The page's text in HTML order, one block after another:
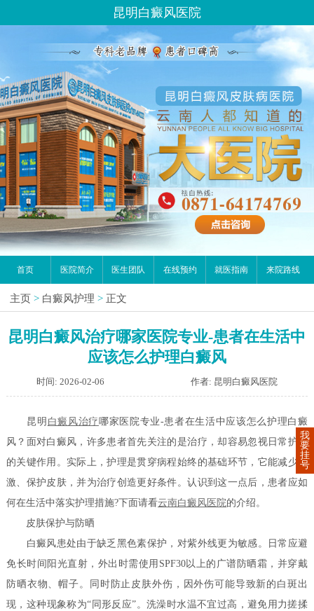
昆明白癜风医院
首页 医院简介 医生团队 在线预约 就医指南 来院路线
主页 > 白癜风护理 > 正文
昆明白癜风治疗哪家医院专业-患者在生活中
应该怎么护理白癜风
时间: 2026-02-06 作者: 昆明白癜风医院
昆明 白癜风治疗哪家医院专业-患者在生活中应该怎么护理白癜
风？面对白癜风，许多患者首先关注的是治疗，却容易忽视日常护理
的关键作用。实际上，护理是贯穿病程始终的基础环节，它能减少刺
激、保护皮肤，并为治疗创造更好条件。认识到这一点后，患者应如
何在生活中落实护理措施?下面请看云南白癜风医院的介绍。
皮肤保护与防晒
白癜风患处由于缺乏黑色素保护，对紫外线更为敏感。日常应避
免长时间阳光直射，外出时需使用SPF30以上的广谱防晒霜，并穿戴
防晒衣物、帽子。同时防止皮肤外伤，因外伤可能导致新的白斑出
现，这种现象称为“同形反应”。洗澡时水温不宜过高，避免用力搓揉
我
要
挂
号